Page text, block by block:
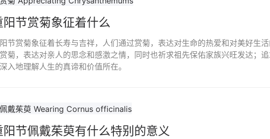
阳节赏菊象征着什么
节赏菊象征着长寿与吉祥，人们通过赏菊，表达对生命的热爱和对美好生
菊，表达对亲人的思念和感激之情，同时也祈求祖先保佑家族兴旺发达；
入地理解人生的真谛和价值所在。
阳节佩戴茱萸有什么特别的意义